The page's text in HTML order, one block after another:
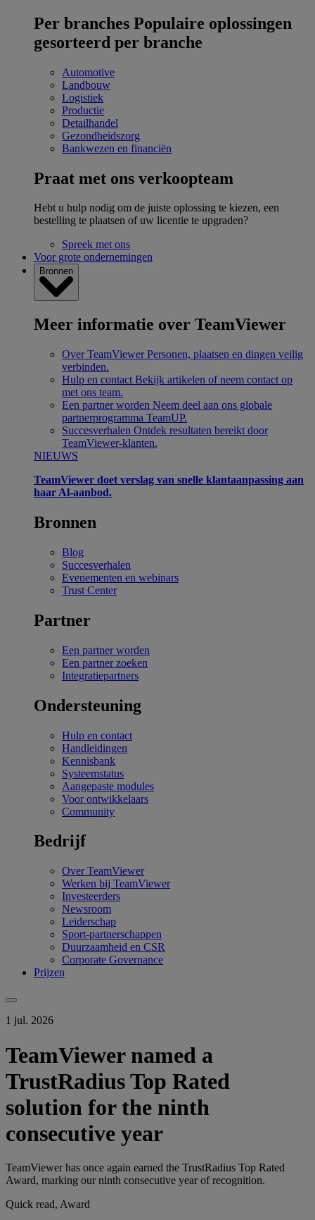
Per branches Populaire oplossingen
gesorteerd per branche
Automotive
Landbouw
Logistiek
Productie
Detailhandel
Gezondheidszorg
Bankwezen en financiën
Praat met ons verkoopteam
Hebt u hulp nodig om de juiste oplossing te kiezen, een
bestelling te plaatsen of uw licentie te upgraden?
Spreek met ons
Voor grote ondernemingen
Bronnen
Meer informatie over TeamViewer
Over TeamViewer Personen, plaatsen en dingen veilig
verbinden.
Hulp en contact Bekijk artikelen of neem contact op
met ons team.
Een partner worden Neem deel aan ons globale
partnerprogramma TeamUP.
Succesverhalen Ontdek resultaten bereikt door
TeamViewer-klanten.
NIEUWS
TeamViewer doet verslag van snelle klantaanpassing aan
haar Al-aanbod.
Bronnen
Blog
Succesverhalen
Evenementen en webinars
Trust Center
Partner
Een partner worden
Een partner zoeken
Integratiepartners
Ondersteuning
Hulp en contact
Handleidingen
Kennisbank
Systeemstatus
Aangepaste modules
Voor ontwikkelaars
Community
Bedrijf
Over TeamViewer
Werken bij TeamViewer
Investeerders
Newsroom
Leiderschap
Sport-partnerschappen
Duurzaamheid en CSR
Corporate Governance
Prijzen
1 jul. 2026
TeamViewer named a
TrustRadius Top Rated
solution for the ninth
consecutive year
TeamViewer has once again earned the TrustRadius Top Rated
Award, marking our ninth consecutive year of recognition.
Quick read, Award